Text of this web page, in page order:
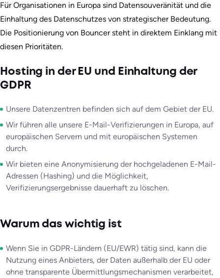
Für Organisationen in Europa sind Datensouveränität und die
Einhaltung des Datenschutzes von strategischer Bedeutung.
Die Positionierung von Bouncer steht in direktem Einklang mit
diesen Prioritäten.
Hosting in der EU und Einhaltung der
GDPR
Unsere Datenzentren befinden sich auf dem Gebiet der EU.
Wir führen alle unsere E-Mail-Verifizierungen in Europa, auf
europäischen Servern und mit europäischen Systemen
durch.
Wir bieten eine Anonymisierung der hochgeladenen E-Mail-
Adressen (Hashing) und die Möglichkeit,
Verifizierungsergebnisse dauerhaft zu löschen.
Warum das wichtig ist
Wenn Sie in GDPR-Ländern (EU/EWR) tätig sind, kann die
Nutzung eines Anbieters, der Daten außerhalb der EU oder
ohne transparente Übermittlungsmechanismen verarbeitet,